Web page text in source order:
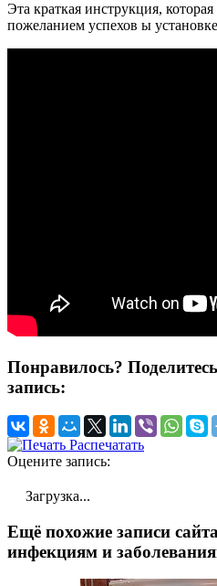
Эта краткая инструкция,
пожеланием успехов ы
Понравилось?
запись:
Распечатать
Оцените запись:
Загрузка...
Ещё похожие записи
инфекциям и